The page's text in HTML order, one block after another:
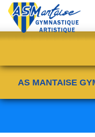
AS MANTAISE
Panneau de gestion des